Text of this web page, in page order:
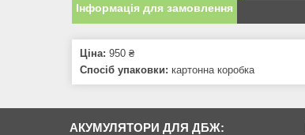
Інформація для замовлення
Ціна: 950 ₴
Спосіб упаковки: картонна коробка
АКУМУЛЯТОРИ ДЛЯ ДБЖ: